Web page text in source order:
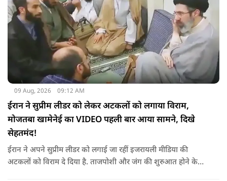
09 Aug, 2026 09:12 AM
ईरान ने सुप्रीम लीडर को लेकर अटकलों को लगाया विराम,
मोजतबा खामेनेई का VIDEO पहली बार आया सामने, दिखे
सेहतमंद!
ईरान ने अपने सुप्रीम लीडर को लगाई जा रहीं इजरायली मीडिया की
अटकलों को विराम दे दिया है. ताजपोशी और जंग की शुरुआत होने के